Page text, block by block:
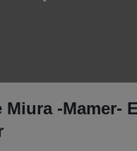
Miura -Mamer-